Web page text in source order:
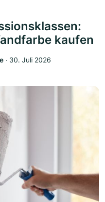
kaufen
‧ 30. Juli 2026